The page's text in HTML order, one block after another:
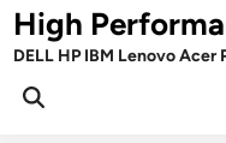
Skip
toHigh
DELL HP IBM Lenovo
Open